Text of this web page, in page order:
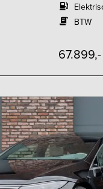
BTW
67.899,-